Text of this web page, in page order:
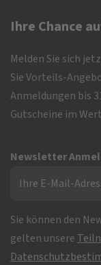
Ihre Chance
Melden Sie sich
Sie Vorteils-
Anmeldungen bis
Gutscheine im
Newsletter
Sie können den
gelten unsere